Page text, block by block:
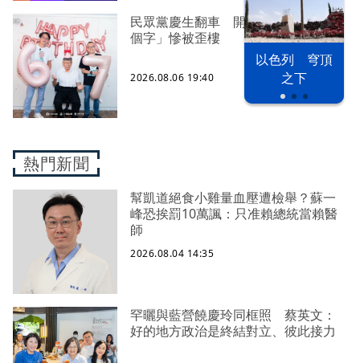
以色列 穹頂
之下
民眾黨慶生翻車 開放對柯文哲「說4
個字」慘被歪樓
2026.08.06 19:40
熱門新聞
幫凱道絕食小雞量血壓遭檢舉？蘇一
峰恐挨罰10萬諷：只准賴總統當賴醫
師
2026.08.04 14:35
罕曬與藍營饒慶玲同框照 蔡英文：
好的地方政治是終結對立、彼此接力